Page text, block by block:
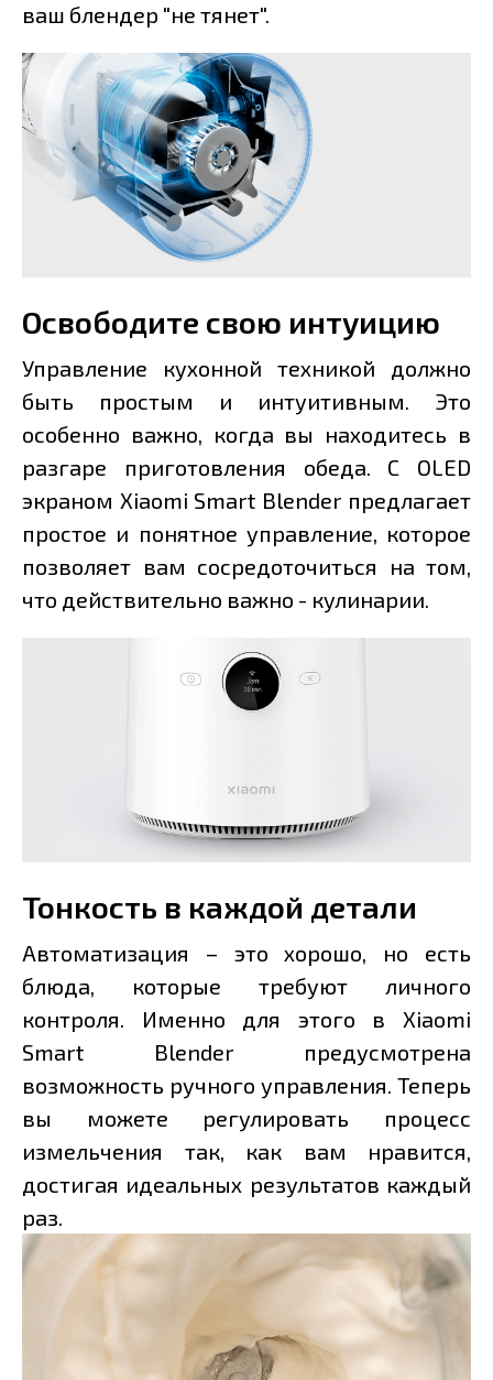
ваш блендер "не тянет".
Освободите свою интуицию
Управление кухонной техникой должно
быть простым и интуитивным. Это
особенно важно, когда вы находитесь в
разгаре приготовления обеда. С OLED
экраном Xiaomi Smart Blender предлагает
простое и понятное управление, которое
позволяет вам сосредоточиться на том,
что действительно важно - кулинарии.
Тонкость в каждой детали
Автоматизация – это хорошо, но есть
блюда, которые требуют личного
контроля. Именно для этого в Xiaomi
Smart Blender предусмотрена
возможность ручного управления. Теперь
вы можете регулировать процесс
измельчения так, как вам нравится,
достигая идеальных результатов каждый
раз.